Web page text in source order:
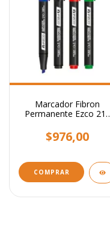
Marcador Fibron
Permanente Ezco 210
$976,00
COMPRAR